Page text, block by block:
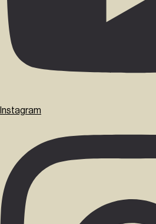
Instagram